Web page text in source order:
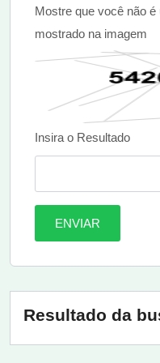
Mostre que você não
mostrado na imagem
Insira o Resultado
ENVIAR
Resultado da